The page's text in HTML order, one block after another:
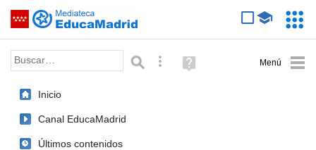
Saltar navegación
Palabra o frase: Búsqueda avanzada
Ayuda
(en
Inicio
Canal EducaMadrid
Últimos contenidos